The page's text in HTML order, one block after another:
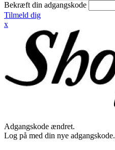
Bekræft din adgangskode
Tilmeld dig
x
Adgangskode ændret.
Log på med din nye adgangskode.